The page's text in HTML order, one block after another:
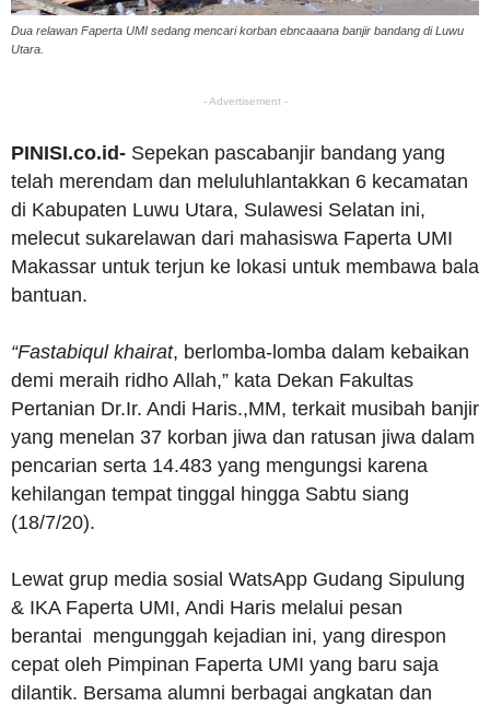
Dua relawan Faperta UMI sedang mencari korban ebncaaana banjir bandang di Luwu
Utara.
- Advertisement -
PINISI.co.id- Sepekan pascabanjir bandang yang
telah merendam dan meluluhlantakkan 6 kecamatan
di Kabupaten Luwu Utara, Sulawesi Selatan ini,
melecut sukarelawan dari mahasiswa Faperta UMI
Makassar untuk terjun ke lokasi untuk membawa bala
bantuan.
“Fastabiqul khairat, berlomba-lomba dalam kebaikan
demi meraih ridho Allah,” kata Dekan Fakultas
Pertanian Dr.Ir. Andi Haris.,MM, terkait musibah banjir
yang menelan 37 korban jiwa dan ratusan jiwa dalam
pencarian serta 14.483 yang mengungsi karena
kehilangan tempat tinggal hingga Sabtu siang
(18/7/20).
Lewat grup media sosial WatsApp Gudang Sipulung
& IKA Faperta UMI, Andi Haris melalui pesan
berantai mengunggah kejadian ini, yang direspon
cepat oleh Pimpinan Faperta UMI yang baru saja
dilantik. Bersama alumni berbagai angkatan dan